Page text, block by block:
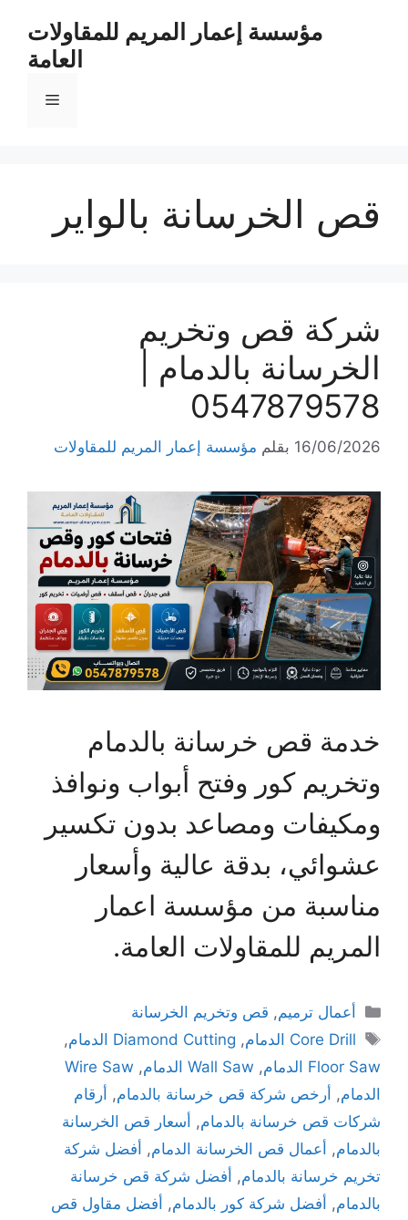
مؤسسة إعمار المريم للمقاولات
العامة
قص الخرسانة بالواير
شركة قص وتخريم
الخرسانة بالدمام |
0547879578
16/06/2026 بقلم مؤسسة إعمار المريم للمقاولات
خدمة قص خرسانة بالدمام
وتخريم كور وفتح أبواب ونوافذ
ومكيفات ومصاعد بدون تكسير
عشوائي، بدقة عالية وأسعار
مناسبة من مؤسسة اعمار
المريم للمقاولات العامة.
أعمال ترميم, قص وتخريم الخرسانة
Core Drill الدمام
, Diamond Cutting الدمام
,
Floor Saw الدمام
, Wall Saw الدمام ,
Wire Saw
الدمام, أرخص شركة قص خرسانة بالدمام, أرقام
شركات قص خرسانة بالدمام, أسعار قص الخرسانة
بالدمام, أعمال قص الخرسانة الدمام, أفضل شركة
تخريم خرسانة بالدمام, أفضل شركة قص خرسانة
بالدمام, أفضل شركة كور بالدمام, أفضل مقاول قص